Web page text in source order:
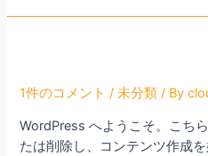
1件のコメント /未分類 / By
WordPress へようこそ。こち
たは削除し、コンテンツ作成を